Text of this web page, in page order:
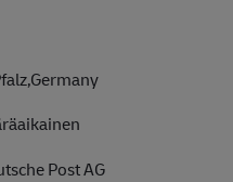
Post AG